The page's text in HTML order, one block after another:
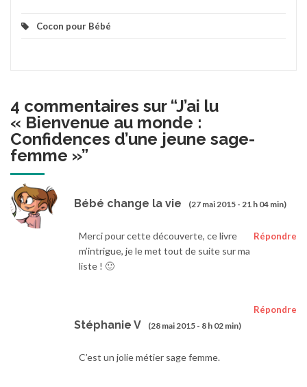
Cocon pour Bébé
4 commentaires sur “J’ai lu
« Bienvenue au monde :
Confidences d’une jeune sage-
femme »”
Bébé change la vie (27 mai 2015 - 21 h 04 min)
Répondre
Merci pour cette découverte, ce livre
m’intrigue, je le met tout de suite sur ma
liste ! 🙂
Stéphanie V (28 mai 2015 - 8 h 02 min)
Répondre
C’est un jolie métier sage femme.